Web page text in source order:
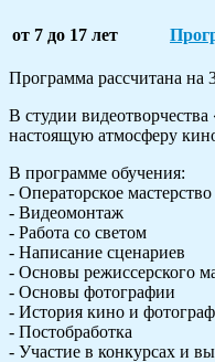
от 7 до 17 лет
Программа рассчитана на
В студии
настоящую атмосферу
В программе обучения:
- Операторское мастерство
- Видеомонтаж
- Работа со светом
- Написание сценариев
- Основы режиссерского
- Основы фотографии
- История кино и
- Постобработка
- Участие в конкурсах и